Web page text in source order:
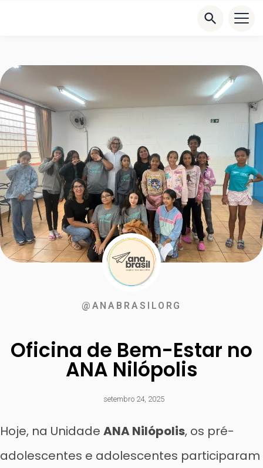
@ANABRASILORG
Oficina de Bem-Estar no
ANA Nilópolis
setembro 24, 2025
Hoje, na Unidade ANA Nilópolis, os pré-
adolescentes e adolescentes participaram